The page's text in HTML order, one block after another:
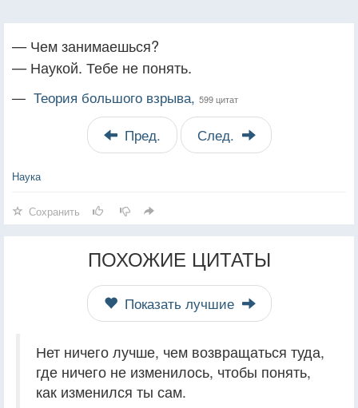
— Чем занимаешься?
— Наукой. Тебе не понять.
— Теория большого взрыва, 599 цитат
Пред. След.
Наука
Сохранить
ПОХОЖИЕ ЦИТАТЫ
Показать лучшие
Нет ничего лучше, чем возвращаться туда,
где ничего не изменилось, чтобы понять,
как изменился ты сам.